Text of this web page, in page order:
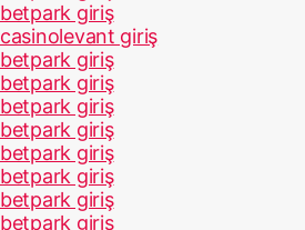
betpark giriş
casinolevant giriş
betpark giriş
betpark giriş
betpark giriş
betpark giriş
betpark giriş
betpark giriş
betpark giriş
betpark giriş